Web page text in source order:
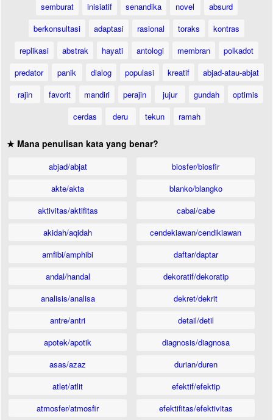
semburat
inisiatif senandika novel
absurd
berkonsultasi
adaptasi rasional toraks
kontras
replikasi
abstrak hayati antologi membran
polkadot
predator
panik dialog populasi kreatif
abjad-atau-abjat
rajin
favorit mandiri perajin jujur gundah
optimis
cerdas
deru tekun ramah
★ Mana penulisan kata yang benar?
abjad/abjat
akte/akta
aktivitas/aktifitas
akidah/aqidah
amfibi/amphibi
andal/handal
analisis/analisa
antre/antri
apotek/apotik
asas/azaz
atlet/atlit
atmosfer/atmosfir
biosfer/biosfir
blanko/blangko
cabai/cabe
cendekiawan/cendikiawan
daftar/daptar
dekoratif/dekoratip
dekret/dekrit
detail/detil
diagnosis/diagnosa
durian/duren
efektif/efektip
efektifitas/efektivitas